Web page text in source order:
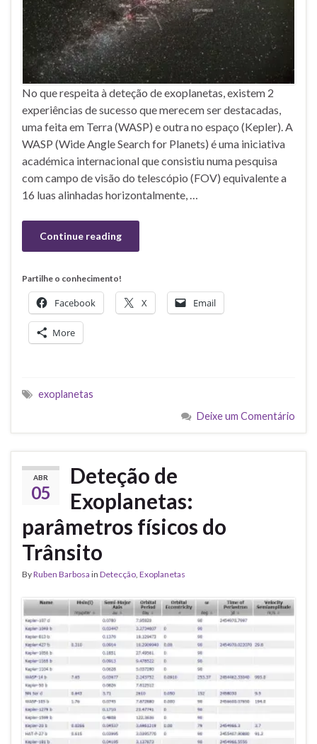
No que respeita à deteção de exoplanetas, existem 2
experiências de sucesso que merecem ser destacadas,
uma feita em Terra (WASP) e outra no espaço (Kepler). A
WASP (Wide Angle Search for Planets) é uma iniciativa
académica internacional que consistiu numa pesquisa
com campo de visão do telescópio (FOV) equivalente a
16 luas alinhadas horizontalmente, …
Continue reading
Partilhe o conhecimento!
Facebook X Email
More
exoplanetas
Deixe um Comentário
ABR
05
Deteção de
Exoplanetas:
parâmetros físicos do
Trânsito
ByRuben Barbosa in Detecção Exoplanetas